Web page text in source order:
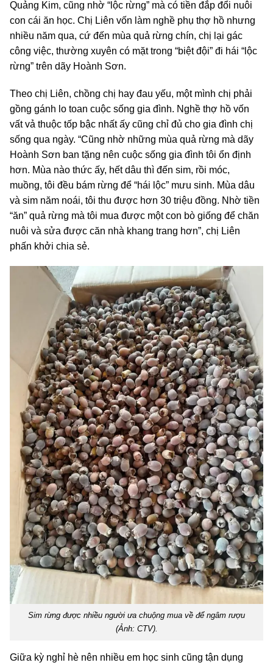
Quảng Kim, cũng nhờ “lộc rừng” mà có tiền đắp đổi nuôi
con cái ăn học. Chị Liên vốn làm nghề phụ thợ hồ nhưng
nhiều năm qua, cứ đến mùa quả rừng chín, chị lại gác
công việc, thường xuyên có mặt trong “biệt đội” đi hái “lộc
rừng” trên dãy Hoành Sơn.
Theo chị Liên, chồng chị hay đau yếu, một mình chị phải
gồng gánh lo toan cuộc sống gia đình. Nghề thợ hồ vốn
vất vả thuộc tốp bậc nhất ấy cũng chỉ đủ cho gia đình chị
sống qua ngày. “Cũng nhờ những mùa quả rừng mà dãy
Hoành Sơn ban tặng nên cuộc sống gia đình tôi ổn định
hơn. Mùa nào thức ấy, hết dâu thì đến sim, rồi móc,
muồng, tôi đều bám rừng để “hái lộc” mưu sinh. Mùa dâu
và sim năm noái, tôi thu được hơn 30 triệu đồng. Nhờ tiền
“ăn” quả rừng mà tôi mua được một con bò giống để chăn
nuôi và sửa được căn nhà khang trang hơn”, chị Liên
phấn khởi chia sẻ.
Sim rừng được nhiều người ưa chuộng mua về để ngâm rượu
(Ảnh: CTV).
Giữa kỳ nghỉ hè nên nhiều em học sinh cũng tận dụng